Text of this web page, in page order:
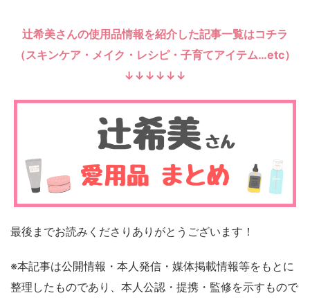
辻希美さんの使用品情報を紹介した記事一覧はコチラ
（スキンケア・メイク・レシピ・子育てアイテム…etc）
↓↓↓↓↓↓
最後までお読みくださりありがとうございます！
※本記事は公開情報・本人発信・媒体掲載情報等をもとに
整理したものであり、本人公認・提携・監修を示すもので